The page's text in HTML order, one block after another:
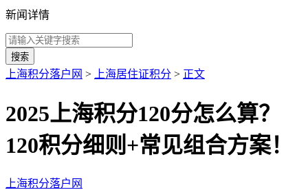
新闻详情
搜索
上海积分落户网 > 上海居住证积分 > 正文
2025上海积分120分怎么算？
120积分细则+常见组合方案！
上海积分落户网